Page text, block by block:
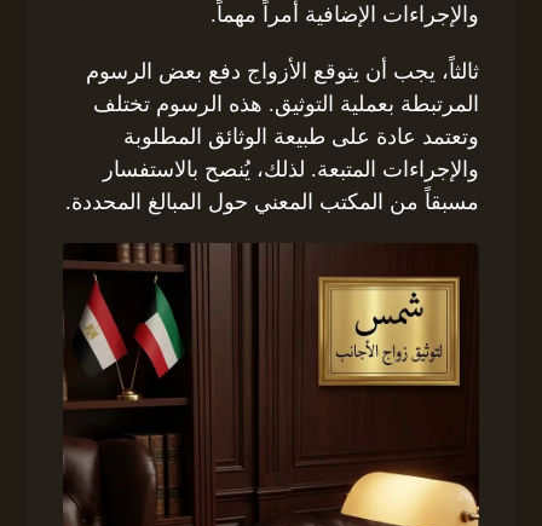
والإجراءات الإضافية أمراً مهماً.
ثالثاً، يجب أن يتوقع الأزواج دفع بعض الرسوم
المرتبطة بعملية التوثيق. هذه الرسوم تختلف
وتعتمد عادة على طبيعة الوثائق المطلوبة
والإجراءات المتبعة. لذلك، يُنصح بالاستفسار
مسبقاً من المكتب المعني حول المبالغ المحددة.